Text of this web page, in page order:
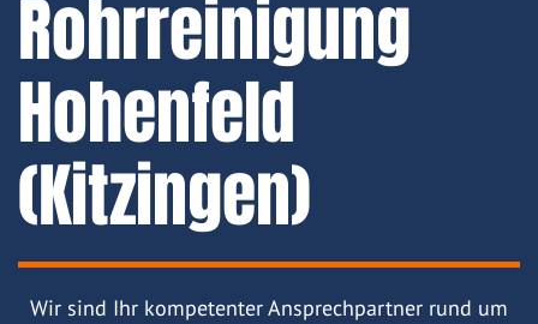
Rohrreinigung
Hohenfeld
(Kitzingen)
Wir sind Ihr kompetenter Ansprechpartner rund um